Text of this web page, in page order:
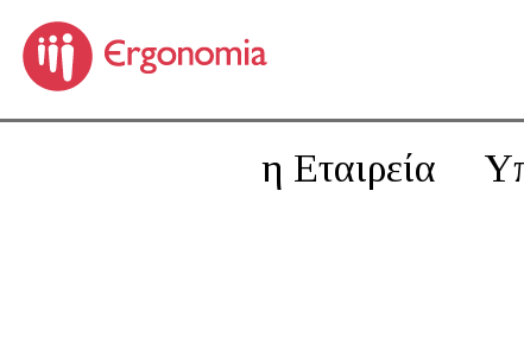
η Εταιρεία